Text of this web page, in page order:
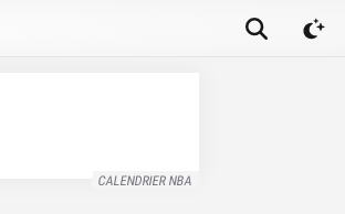
CALENDRIER NBA